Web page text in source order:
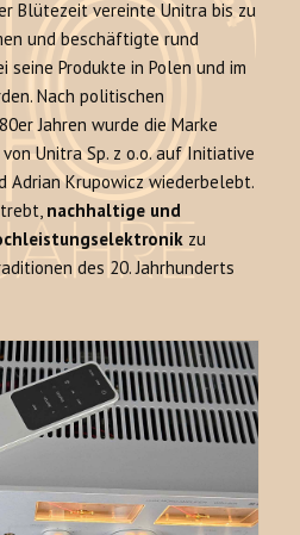
Blütezeit vereinte Unitra bis zu
und beschäftigte rund
seine Produkte in Polen und im
Nach politischen
Jahren wurde die Marke
Unitra Sp. z o.o. auf Initiative
Adrian Krupowicz wiederbelebt.
nachhaltige und
zu
des 20. Jahrhunderts